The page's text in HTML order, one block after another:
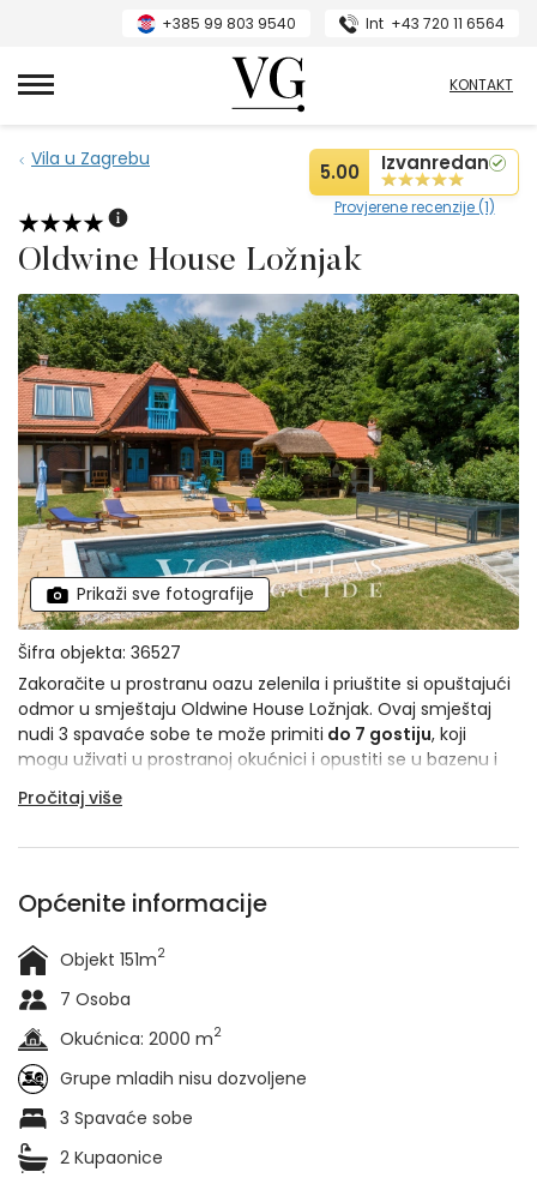
+385 99 803 9540 Int +43 720 11 6564
VillasGuide
KONTAKT
Vila u Zagrebu
5.00 Izvanredan
Provjerene recenzije (1)
Oldwine House Ložnjak
Prikaži sve fotografije
Šifra objekta: 36527
Zakoračite u prostranu oazu zelenila i priuštite si opuštajući
odmor u smještaju Oldwine House Ložnjak. Ovaj smještaj
nudi 3 spavaće sobe te može primiti do 7 gostiju, koji
mogu uživati u prostranoj okućnici i opustiti se u bazenu i
hidromasažnoj kadi koji su okruženi zelenilom. Dvorište je
takođerpotpuno ograđeno
Pročitaj više
Općenite informacije
Objekt 151m2
7 Osoba
Okućnica: 2000 m2
Grupe mladih nisu dozvoljene
3 Spavaće sobe
2 Kupaonice